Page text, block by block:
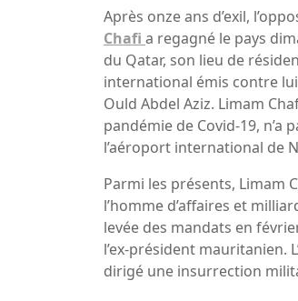
Après onze ans d’exil,
Chafi a regagné le pays
du Qatar, son lieu de
international émis contre
Ould Abdel Aziz. Limam
pandémie de Covid-19, n’a
l’aéroport international de
Parmi les présents, Limam
l’homme d’affaires et
levée des mandats en
l’ex-président mauritanien.
dirigé une insurrection